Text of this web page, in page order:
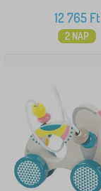
12 765Ft
2 NAP